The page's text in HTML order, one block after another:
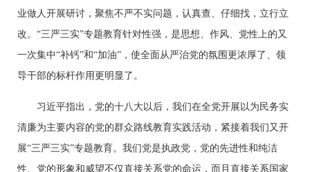
业做人开展研讨，聚焦不严不实问题，认真查、仔细找，立行立
改。“三严三实”专题教育针对性强，是思想、作风、党性上的又
一次集中“补钙”和“加油”，使全面从严治党的氛围更浓厚了、领
导干部的标杆作用更明显了。
习近平指出，党的十八大以后，我们在全党开展以为民务实
清廉为主要内容的党的群众路线教育实践活动，紧接着我们又开
展“三严三实”专题教育。我们党是执政党，党的先进性和纯洁
性、党的形象和威望不仅直接关系党的命运，而且直接关系国家